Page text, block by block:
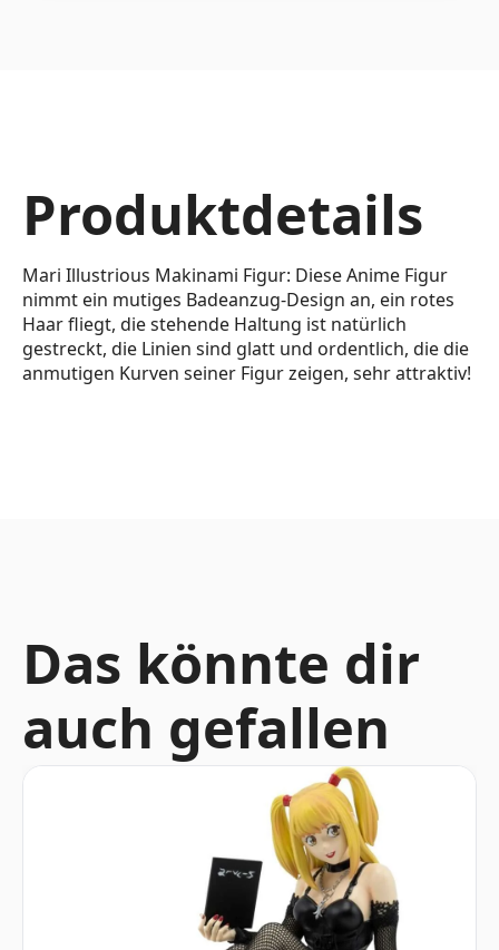
Produktdetails
Mari Illustrious Makinami Figur: Diese Anime Figur
nimmt ein mutiges Badeanzug-Design an, ein rotes
Haar fliegt, die stehende Haltung ist natürlich
gestreckt, die Linien sind glatt und ordentlich, die die
anmutigen Kurven seiner Figur zeigen, sehr attraktiv!
Das könnte dir
auch gefallen